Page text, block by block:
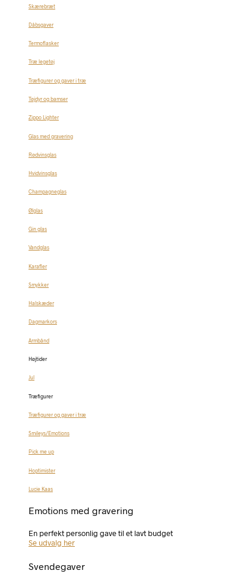
Skærebræt
Dåbsgaver
Termoflasker
Træ legetøj
Træfigurer og gaver i træ
Tøjdyr og bamser
Zippo Lighter
Glas med gravering
Rødvinsglas
Hvidvinsglas
Champagneglas
Ølglas
Gin glas
Vandglas
Karafler
Smykker
Halskæder
Dagmarkors
Armbånd
Højtider
Jul
Træfigurer
Træfigurer og gaver i træ
Smileys/Emotions
Pick me up
Hoptimister
Lucie Kaas
Emotions med gravering
En perfekt personlig gave til et lavt budget
Se udvalg her
Svendegaver